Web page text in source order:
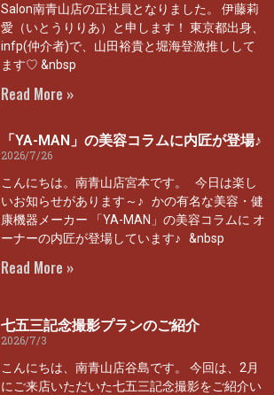
Salon南青山店の正社員となりました。 伊藤莉
愛（いとうりりあ）と申します！ 東京都出身、
infp(仲介者)で、山田裕貴と堀海登激推しして
ます♡ &nbsp
Read More »
「YA-MAN」の美容コラムに内匠が登場♪
2026/7/26
こんにちは。南青山店宮本です。 今日は楽し
いお知らせがあります～♪ かの有名な美容・健
康機器メーカー 「YA-MAN」の美容コラムに オ
ーナーの内匠が登場しています♪ &nbsp
Read More »
七五三記念撮影プランのご紹介
2026/7/3
こんにちは、南青山店谷島です。 今回は、2月
にご来店いただいた七五三記念撮影をご紹介い